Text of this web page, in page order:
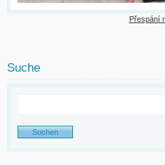
Přespání
Suche